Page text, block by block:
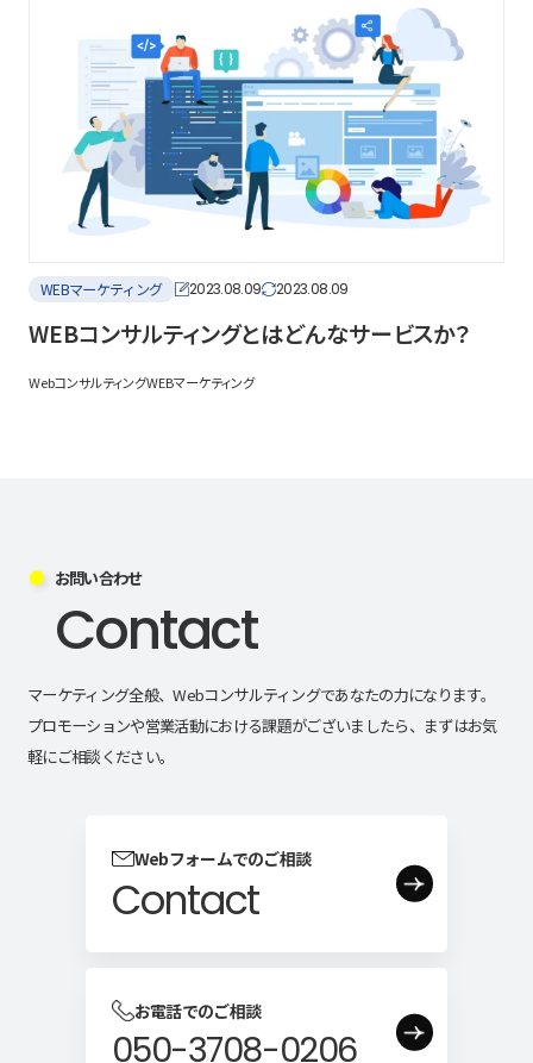
WEBマーケティング 2023.08.09 2023.08.09
WEBコンサルティングとはどんなサービスか？
WebコンサルティングWEBマーケティング
お問い合わせ
Contact
マーケティング全般、Webコンサルティングであなたの力になります。
プロモーションや営業活動における課題がございましたら、まずはお気
軽にご相談ください。
Webフォームでのご相談
Contact
お電話でのご相談
050-3708-0206